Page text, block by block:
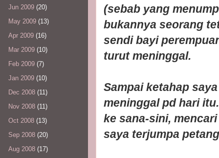
(sebab yang
bukannya seorang
sendi bayi
turut meninggal.
Sampai ketahap
meninggal pd hari
ke sana-sini,
saya terjumpa
Jun 2009 (20)
May 2009 (13)
Apr 2009 (16)
Mar 2009 (10)
Feb 2009 (7)
Jan 2009 (10)
Dec 2008 (11)
Nov 2008 (11)
Oct 2008 (13)
Sep 2008 (20)
Aug 2008 (17)